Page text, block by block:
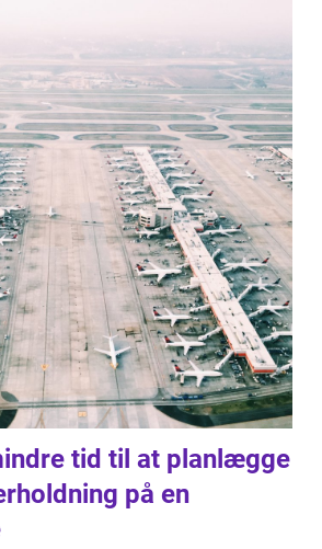
tid til at planlægge
på en